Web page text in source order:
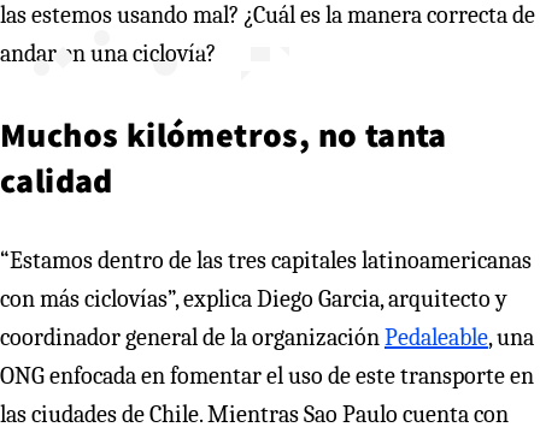
las estemos usando mal? ¿Cuál es la manera correcta de
andar en una ciclovía?
Muchos kilómetros, no tanta
calidad
“Estamos dentro de las tres capitales latinoamericanas
con más ciclovías”, explica Diego Garcia, arquitecto y
coordinador general de la organizaciónPedaleable, una
ONG enfocada en fomentar el uso de este transporte en
las ciudades de Chile. Mientras Sao Paulo cuenta con